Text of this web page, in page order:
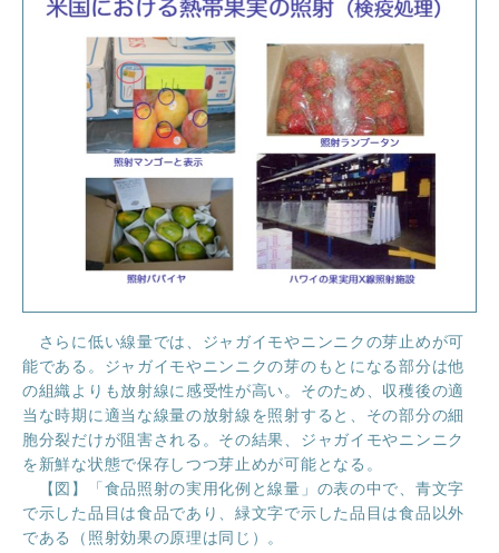
ほくげんこんカフェ
さらに低い線量では、ジャガイモやニンニクの芽止めが可
能である。ジャガイモやニンニクの芽のもとになる部分は他
の組織よりも放射線に感受性が高い。そのため、収穫後の適
当な時期に適当な線量の放射線を照射すると、その部分の細
胞分裂だけが阻害される。その結果、ジャガイモやニンニク
を新鮮な状態で保存しつつ芽止めが可能となる。
【図】「食品照射の実用化例と線量」の表の中で、青文字
で示した品目は食品であり、緑文字で示した品目は食品以外
である（照射効果の原理は同じ）。